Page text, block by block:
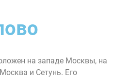
на западе Москвы, на
и Сетунь. Его